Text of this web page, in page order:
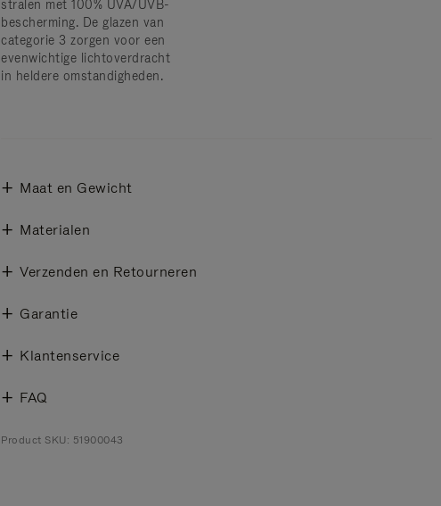
stralen met 100% UVA/UVB-
bescherming. De glazen van
categorie 3 zorgen voor een
evenwichtige lichtoverdracht
in heldere omstandigheden.
Maat en Gewicht
Materialen
Verzenden en Retourneren
Garantie
Klantenservice
FAQ
Product SKU: 51900043